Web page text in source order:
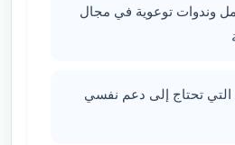
وندوات توعوية في مجال
التي تحتاج إلى دعم نفسي